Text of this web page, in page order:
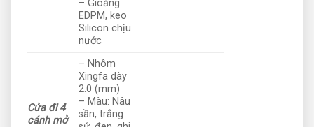
– Gioăng
EDPM, keo
Silicon chịu
nước
Cửa đi 4
cánh mở
– Nhôm
Xingfa dày
2.0 (mm)
– Màu: Nâu
sần, trắng